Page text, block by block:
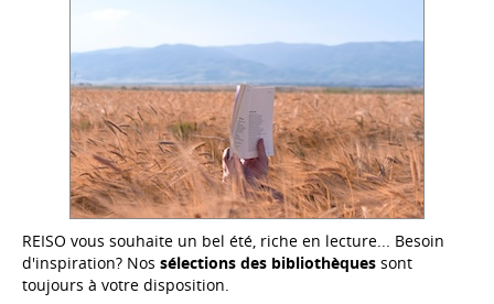
REISO vous souhaite un bel été, riche en lecture... Besoin
d'inspiration? Nos sélections des bibliothèques sont
toujours à votre disposition.